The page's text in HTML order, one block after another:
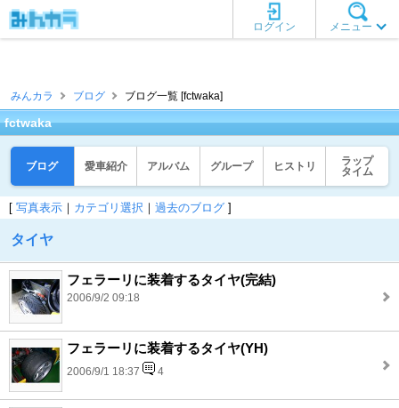
メニュー
ログイン
みんカラ ブログ ブログ一覧 [fctwaka]
fctwaka
ブログ 愛車紹介 アルバム グループ ヒストリ
ラップ
タイム
[ 写真表示 ｜ カテゴリ選択 ｜ 過去のブログ ]
タイヤ
フェラーリに装着するタイヤ(完結)
2006/9/2 09:18
フェラーリに装着するタイヤ(YH)
2006/9/1 18:37 4